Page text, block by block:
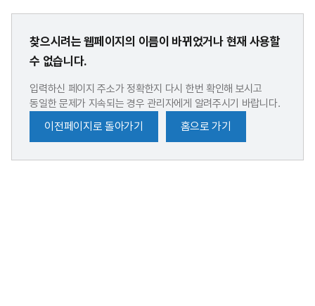
찾으시려는 웹페이지의 이름이 바뀌었거나 현재 사용할
수 없습니다.
입력하신 페이지 주소가 정확한지 다시 한번 확인해 보시고
동일한 문제가 지속되는 경우 관리자에게 알려주시기 바랍니다.
이전페이지로 돌아가기 홈으로 가기